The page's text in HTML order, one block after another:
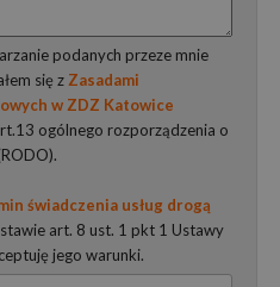
podanych przeze mnie
się z Zasadami
w ZDZ Katowice
ogólnego rozporządzenia o
świadczenia usług drogą
art. 8 ust. 1 pkt 1 Ustawy
jego warunki.